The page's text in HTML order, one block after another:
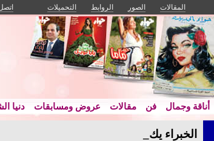
المقالات الصور الروابط التحميلات
أناقة وجمال فن مقالات عروض ومسابقات دنيا
الخبراء يكشفون: أسرار ال_